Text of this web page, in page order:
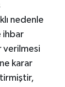
nedenle
ihbar
verilmesi
karar